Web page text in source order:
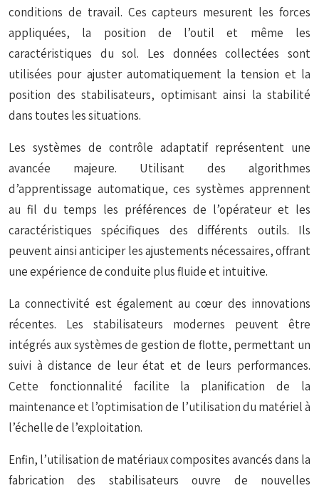
conditions de travail. Ces capteurs mesurent les forces
appliquées, la position de l’outil et même les
caractéristiques du sol. Les données collectées sont
utilisées pour ajuster automatiquement la tension et la
position des stabilisateurs, optimisant ainsi la stabilité
dans toutes les situations.
Les systèmes de contrôle adaptatif représentent une
avancée majeure. Utilisant des algorithmes
d’apprentissage automatique, ces systèmes apprennent
au fil du temps les préférences de l’opérateur et les
caractéristiques spécifiques des différents outils. Ils
peuvent ainsi anticiper les ajustements nécessaires, offrant
une expérience de conduite plus fluide et intuitive.
La connectivité est également au cœur des innovations
récentes. Les stabilisateurs modernes peuvent être
intégrés aux systèmes de gestion de flotte, permettant un
suivi à distance de leur état et de leurs performances.
Cette fonctionnalité facilite la planification de la
maintenance et l’optimisation de l’utilisation du matériel à
l’échelle de l’exploitation.
Enfin, l’utilisation de matériaux composites avancés dans la
fabrication des stabilisateurs ouvre de nouvelles